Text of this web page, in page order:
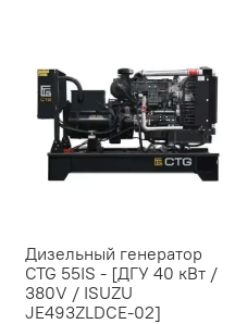
Дизельный генератор
CTG 55IS - [ДГУ 40 кВт /
380V / ISUZU
JE493ZLDCE-02]